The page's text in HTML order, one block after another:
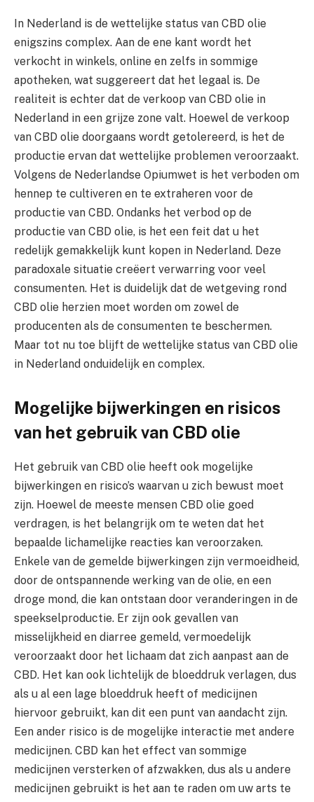
In Nederland is de wettelijke status van CBD olie
enigszins complex. Aan de ene kant wordt het
verkocht in winkels, online en zelfs in sommige
apotheken, wat suggereert dat het legaal is. De
realiteit is echter dat de verkoop van CBD olie in
Nederland in een grijze zone valt. Hoewel de verkoop
van CBD olie doorgaans wordt getolereerd, is het de
productie ervan dat wettelijke problemen veroorzaakt.
Volgens de Nederlandse Opiumwet is het verboden om
hennep te cultiveren en te extraheren voor de
productie van CBD. Ondanks het verbod op de
productie van CBD olie, is het een feit dat u het
redelijk gemakkelijk kunt kopen in Nederland. Deze
paradoxale situatie creëert verwarring voor veel
consumenten. Het is duidelijk dat de wetgeving rond
CBD olie herzien moet worden om zowel de
producenten als de consumenten te beschermen.
Maar tot nu toe blijft de wettelijke status van CBD olie
in Nederland onduidelijk en complex.
Mogelijke bijwerkingen en risicos
van het gebruik van CBD olie
Het gebruik van CBD olie heeft ook mogelijke
bijwerkingen en risico’s waarvan u zich bewust moet
zijn. Hoewel de meeste mensen CBD olie goed
verdragen, is het belangrijk om te weten dat het
bepaalde lichamelijke reacties kan veroorzaken.
Enkele van de gemelde bijwerkingen zijn vermoeidheid,
door de ontspannende werking van de olie, en een
droge mond, die kan ontstaan door veranderingen in de
speekselproductie. Er zijn ook gevallen van
misselijkheid en diarree gemeld, vermoedelijk
veroorzaakt door het lichaam dat zich aanpast aan de
CBD. Het kan ook lichtelijk de bloeddruk verlagen, dus
als u al een lage bloeddruk heeft of medicijnen
hiervoor gebruikt, kan dit een punt van aandacht zijn.
Een ander risico is de mogelijke interactie met andere
medicijnen. CBD kan het effect van sommige
medicijnen versterken of afzwakken, dus als u andere
medicijnen gebruikt is het aan te raden om uw arts te